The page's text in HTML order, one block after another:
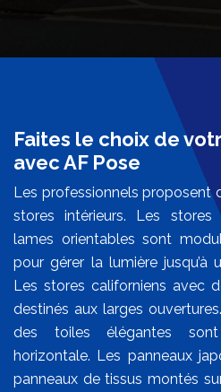
Faites le choix de
avec AF Pose
Les professionnels proposent
stores intérieurs. Les
lames orientables sont
pour gérer la lumière jusqu’à
Les stores californiens avec
destinés aux larges
des toiles élégantes
horizontale. Les panneaux
panneaux de tissus montés